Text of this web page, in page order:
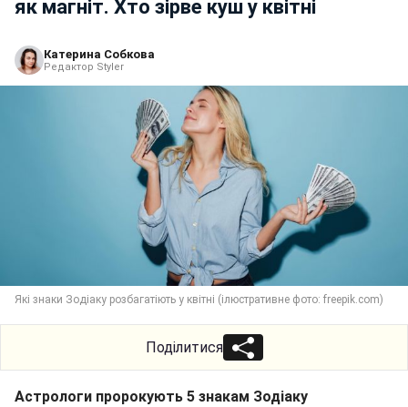
як магніт. Хто зірве куш у квітні
Катерина Собкова
Редактор Styler
Які знаки Зодіаку розбагатіють у квітні (ілюстративне фото: freepik.com)
Поділитися
Астрологи пророкують 5 знакам Зодіаку